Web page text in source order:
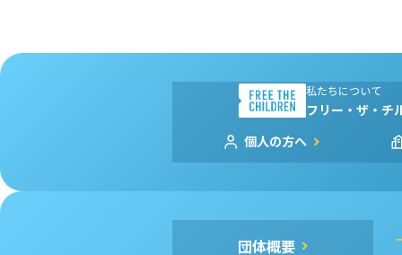
私たちについて
フリー・ザ・チ
個人の方へ
団体概要